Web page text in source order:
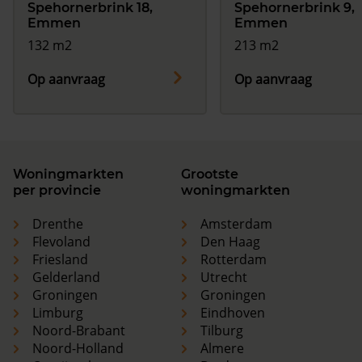
Spehornerbrink 18,
Emmen
132 m2
Op aanvraag
Spehornerbrink 9,
Emmen
213 m2
Op aanvraag
Woningmarkten
per provincie
Drenthe
Flevoland
Friesland
Gelderland
Groningen
Limburg
Noord-Brabant
Noord-Holland
Grootste
woningmarkten
Amsterdam
Den Haag
Rotterdam
Utrecht
Groningen
Eindhoven
Tilburg
Almere